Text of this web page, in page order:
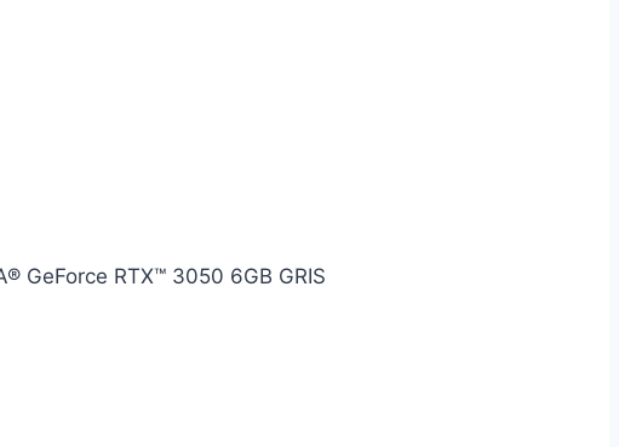
GeForce RTX™ 3050 6GB GRIS